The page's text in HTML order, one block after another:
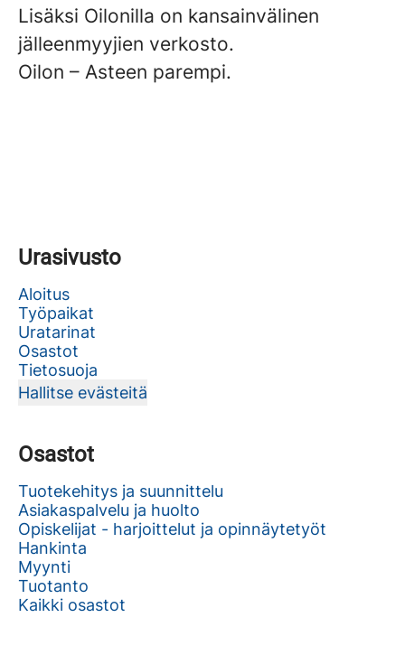
Lisäksi Oilonilla on kansainvälinen
jälleenmyyjien verkosto.
Oilon – Asteen parempi.
Urasivusto
Aloitus
Työpaikat
Uratarinat
Osastot
Tietosuoja
Hallitse evästeitä
Osastot
Tuotekehitys ja suunnittelu
Asiakaspalvelu ja huolto
Opiskelijat - harjoittelut ja opinnäytetyöt
Hankinta
Myynti
Tuotanto
Kaikki osastot